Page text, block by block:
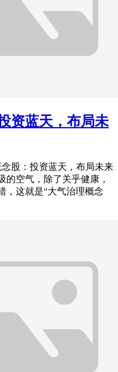
资蓝天，布局未
股：投资蓝天，布局未来
的空气，除了关乎健康，
，这就是“大气治理概念